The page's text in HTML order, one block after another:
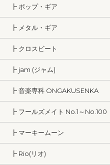
┣ ポップ・ギア
┣ メタル・ギア
┣ クロスビート
┣ jam (ジャム)
┣ 音楽専科 ONGAKUSENKA
┣ フールズメイト No.1～No.100
┣ マーキームーン
┣ Rio(リオ)